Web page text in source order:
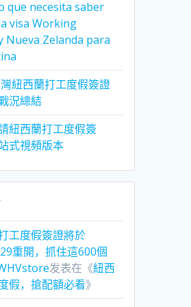
que necesita saber
visa Working
Nueva Zelanda para
紐西蘭打工度假簽證
況總結
紐西蘭打工度假簽
式視頻版本
工度假簽證將於
重開，抓住這600個
发表在《紐西
假，搶配額必看》